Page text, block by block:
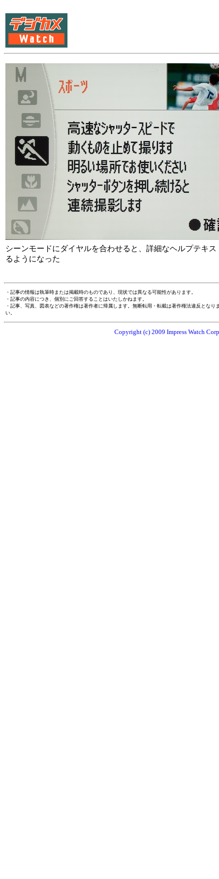
シーンモードにダイヤルを合わせると、詳細なヘルプテキス
るようになった
・記事の情報は執筆時または掲載時のものであり、現状では異なる可能性があります。
・記事の内容につき、個別にご回答することはいたしかねます。
・記事、写真、図表などの著作権は著作者に帰属します。無断転用・転載は著作権法違反とな
い。
Copyright (c) 2009 Impress Watch